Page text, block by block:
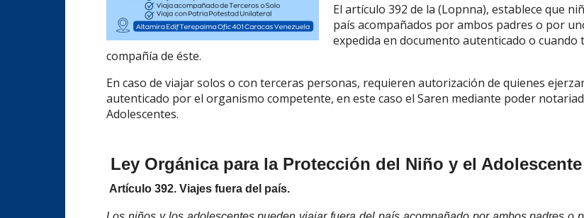
El artículo 392 de la (Lopnna), establece que
país acompañados por ambos padres o por
expedida en documento autenticado o
compañía de éste.
En caso de viajar solos o con terceras personas, requieren autorización de quienes
autenticado por el organismo competente, en este caso el Saren mediante poder
Adolescentes.
Ley Orgánica para la Protección del Niño y el
Artículo 392. Viajes fuera del país.